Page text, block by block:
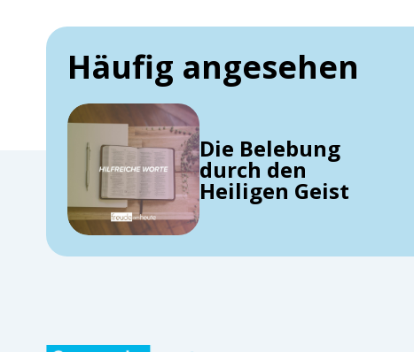
Häufig angesehen
Die Belebung
durch den
Heiligen Geist